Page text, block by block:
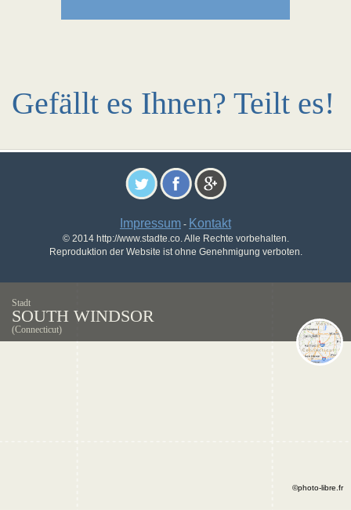
Gefällt es Ihnen? Teilt es!
Impressum - Kontakt
© 2014 http://www.stadte.co. Alle Rechte vorbehalten.
Reproduktion der Website ist ohne Genehmigung verboten.
Stadt
SOUTH WINDSOR
(Connecticut)
©photo-libre.fr